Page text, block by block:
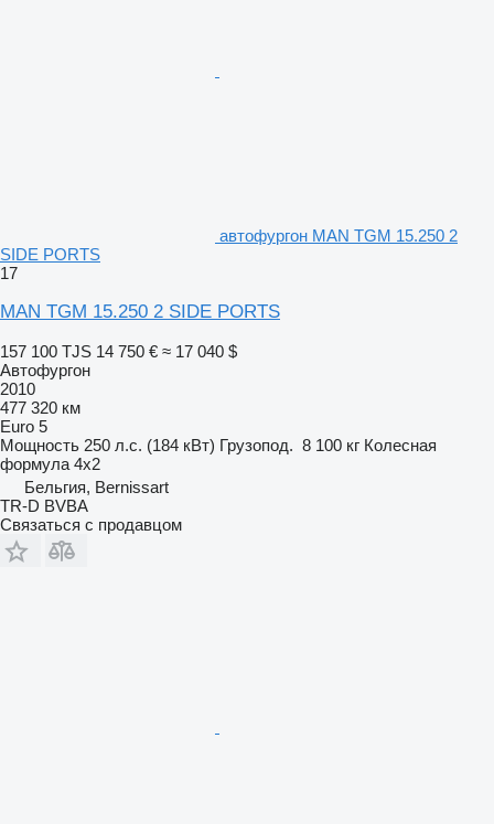
автофургон MAN TGM 15.250 2
SIDE PORTS
17
MAN TGM 15.250 2 SIDE PORTS
157 100 TJS 14 750 € ≈ 17 040 $
Автофургон
2010
477 320 км
Euro 5
Мощность 250 л.с. (184 кВт) Грузопод. 8 100 кг Колесная
формула 4x2
Бельгия, Bernissart
TR-D BVBA
Связаться с продавцом